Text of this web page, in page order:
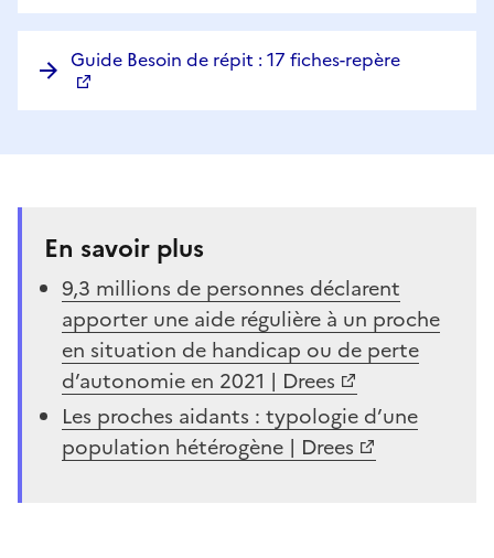
Guide Besoin de répit : 17 fiches-repère
En savoir plus
9,3 millions de personnes déclarent
apporter une aide régulière à un proche
en situation de handicap ou de perte
d’autonomie en 2021 | Drees
Les proches aidants : typologie d’une
population hétérogène | Drees